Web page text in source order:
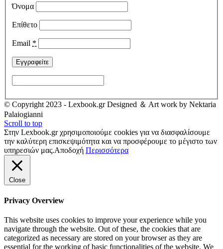
Όνομα
Επίθετο
Email *
© Copyright 2023 - Lexbook.gr Designed ＆ Art work by Nektaria
Palaiogianni
Scroll to top
Στην Lexbook.gr χρησιμοποιούμε cookies για να διασφαλίσουμε
την καλύτερη επισκεψιμότητα και να προσφέρουμε το μέγιστο των
υπηρεσιών μας.Αποδοχή Περισσότερα
Close
Privacy Overview
This website uses cookies to improve your experience while you
navigate through the website. Out of these, the cookies that are
categorized as necessary are stored on your browser as they are
essential for the working of basic functionalities of the website. We